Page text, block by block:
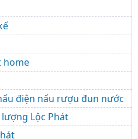
home
điện nấu rượu đun nước
Lộc Phát